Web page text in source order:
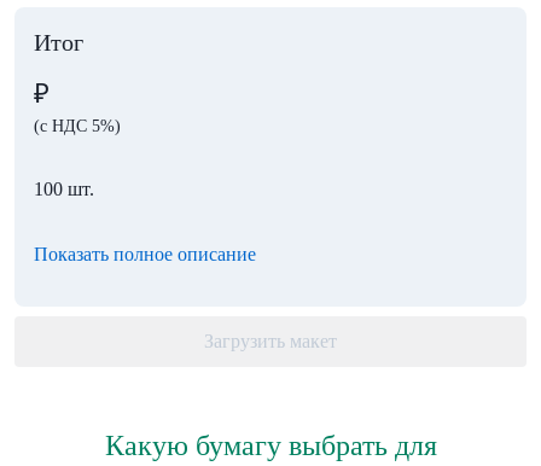
Итог
₽
(с НДС 5%)
100 шт.
Показать полное описание
Загрузить макет
Какую бумагу выбрать для